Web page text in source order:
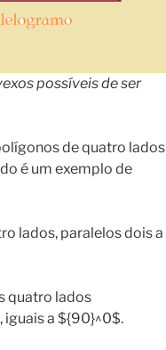
possíveis de ser
de quatro lados
é um exemplo de
lados, paralelos dois a
quatro lados
iguais a ${90}^0$.